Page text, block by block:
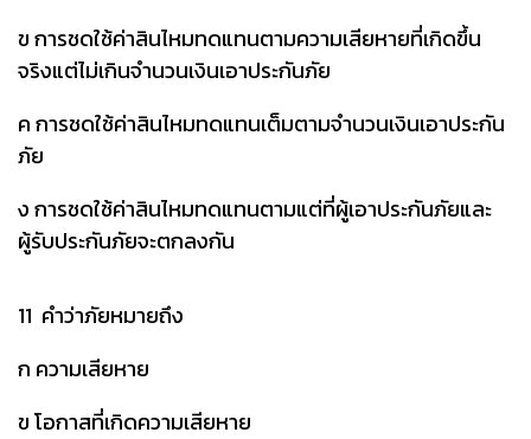
ข การชดใช้ค่าสินไหมทดแทนตามความเสียหายที่เกิดขึ้น
จริงแต่ไม่เกินจำนวนเงินเอาประกันภัย
ค การชดใช้ค่าสินไหมทดแทนเต็มตามจำนวนเงินเอาประกัน
ภัย
ง การชดใช้ค่าสินไหมทดแทนตามแต่ที่ผู้เอาประกันภัยและ
ผู้รับประกันภัยจะตกลงกัน
11 คำว่าภัยหมายถึง
ก ความเสียหาย
ข โอกาสที่เกิดความเสียหาย